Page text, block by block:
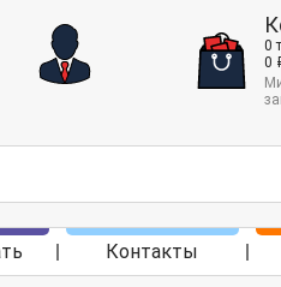
0
0
Контакты